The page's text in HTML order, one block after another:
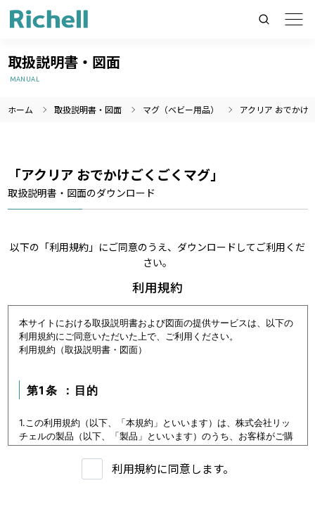
製品情報のみを検索
取扱説明書・図面
MANUAL
ホーム 取扱説明書・図面 マグ（ベビー用品） アクリア おでかけ
「アクリア おでかけごくごくマグ」
取扱説明書・図面のダウンロード
以下の「利用規約」にご同意のうえ、ダウンロードしてご利用くだ
さい。
利用規約
本サイトにおける取扱説明書および図面の提供サービスは、以下の
利用規約にご同意いただいた上で、ご利用ください。
利用規約（取扱説明書・図面）
第1条 ：目的
1.この利用規約（以下、「本規約」といいます）は、株式会社リッ
チェルの製品（以下、「製品」といいます）のうち、お客様がご購
入いただいた製品または購入を検討中の製品（以下、「当該製品」
といいます。）に関するデータ（以下、「本データ等」といいま
す）の提供サービス（以下「本サービス」といいます）における利
利用規約に同意します。